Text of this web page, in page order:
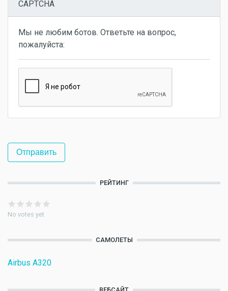
CAPTCHA
Мы не любим ботов. Ответьте на вопрос,
пожалуйста:
РЕЙТИНГ
No votes yet
САМОЛЕТЫ
Airbus A320